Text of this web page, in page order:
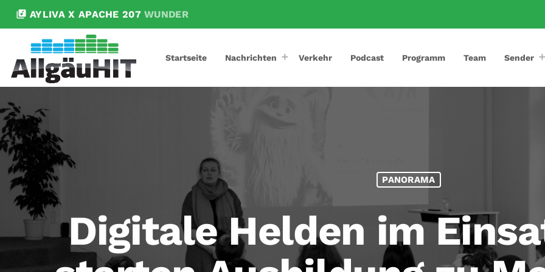
library_music AYLIVA X APACHE 207 WUNDER
Startseite Nachrichten Verkehr Podcast Programm Team Sender
PANORAMA
Digitale Helden im